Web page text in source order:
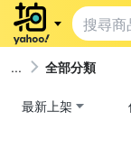
全部分類
最新上架